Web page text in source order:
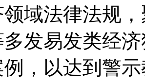
域法律法规
发易发类经
，以达到警